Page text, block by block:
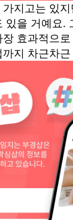
지고는 있
있을 거예요.
효과적으
지 차근차